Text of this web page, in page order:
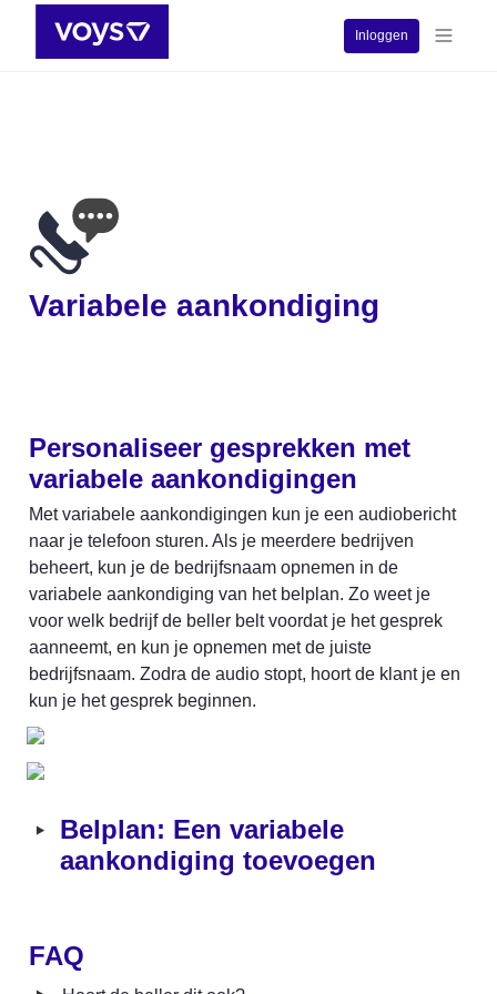
Inloggen
Variabele aankondiging
Personaliseer gesprekken met
variabele aankondigingen
Met variabele aankondigingen kun je een audiobericht
naar je telefoon sturen. Als je meerdere bedrijven
beheert, kun je de bedrijfsnaam opnemen in de
variabele aankondiging van het belplan. Zo weet je
voor welk bedrijf de beller belt voordat je het gesprek
aanneemt, en kun je opnemen met de juiste
bedrijfsnaam. Zodra de audio stopt, hoort de klant je en
kun je het gesprek beginnen.
‣ Belplan: Een variabele
aankondiging toevoegen
FAQ